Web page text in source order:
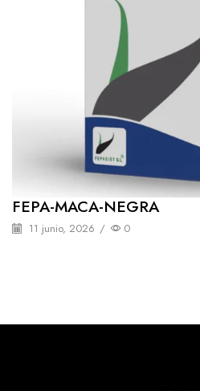
FEPA-MACA-NEGRA
11 junio, 2026 / 0